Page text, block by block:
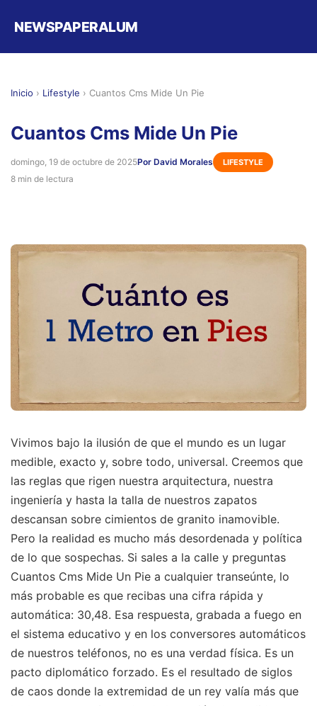
NEWSPAPERALUM
Inicio › Lifestyle › Cuantos Cms Mide Un Pie
Cuantos Cms Mide Un Pie
domingo, 19 de octubre de 2025Por David Morales LIFESTYLE
8 min de lectura
Vivimos bajo la ilusión de que el mundo es un lugar
medible, exacto y, sobre todo, universal. Creemos que
las reglas que rigen nuestra arquitectura, nuestra
ingeniería y hasta la talla de nuestros zapatos
descansan sobre cimientos de granito inamovible.
Pero la realidad es mucho más desordenada y política
de lo que sospechas. Si sales a la calle y preguntas
Cuantos Cms Mide Un Pie a cualquier transeúnte, lo
más probable es que recibas una cifra rápida y
automática: 30,48. Esa respuesta, grabada a fuego en
el sistema educativo y en los conversores automáticos
de nuestros teléfonos, no es una verdad física. Es un
pacto diplomático forzado. Es el resultado de siglos
de caos donde la extremidad de un rey valía más que